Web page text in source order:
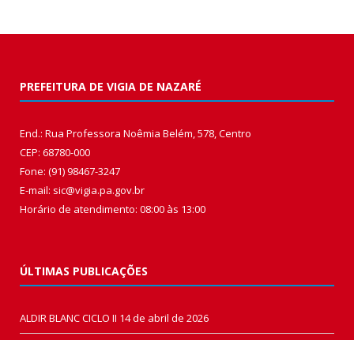
PREFEITURA DE VIGIA DE NAZARÉ
End.: Rua Professora Noêmia Belém, 578, Centro
CEP: 68780-000
Fone: (91) 98467-3247
E-mail: sic@vigia.pa.gov.br
Horário de atendimento: 08:00 às 13:00
ÚLTIMAS PUBLICAÇÕES
ALDIR BLANC CICLO II 14 de abril de 2026